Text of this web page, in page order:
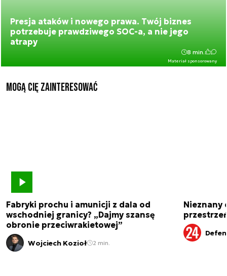
Presja ataków i nowego prawa. Twój biznes
potrzebuje prawdziwego SOC-a, a nie jego
atrapy
Materiał sponsorowany
8 min.
Mogą Cię zainteresować
Fabryki prochu i amunicji z dala od
wschodniej granicy? „Dajmy szansę
obronie przeciwrakietowej”
Wojciech Kozioł 2 min.
Nieznany